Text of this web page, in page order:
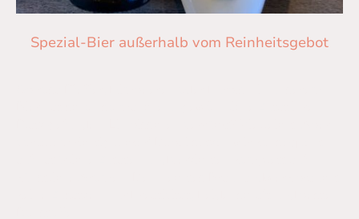
Spezial-Bier außerhalb vom Reinheitsgebot